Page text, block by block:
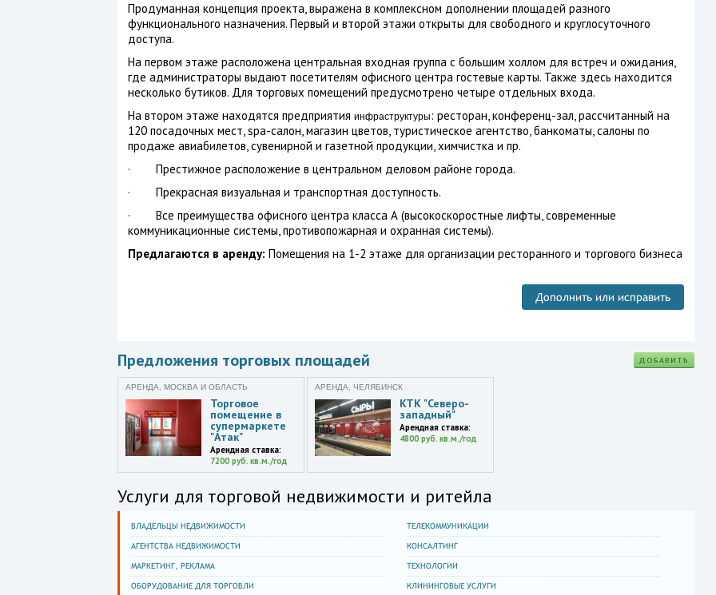
Продуманная концепция проекта, выражена в комплексном дополнении площадей разного
функционального назначения. Первый и второй этажи открыты для свободного и круглосуточного
доступа.
На первом этаже расположена центральная входная группа с большим холлом для встреч и ожидания,
где администраторы выдают посетителям офисного центра гостевые карты. Также здесь находится
несколько бутиков. Для торговых помещений предусмотрено четыре отдельных входа.
На втором этаже находятся предприятия инфраструктуры: ресторан, конференц-зал, рассчитанный на
120 посадочных мест, spa-салон, магазин цветов, туристическое агентство, банкоматы, салоны по
продаже авиабилетов, сувенирной и газетной продукции, химчистка и пр.
· Престижное расположение в центральном деловом районе города.
· Прекрасная визуальная и транспортная доступность.
· Все преимущества офисного центра класса А (высокоскоростные лифты, современные
коммуникационные системы, противопожарная и охранная системы).
Предлагаются в аренду: Помещения на 1-2 этаже для организации ресторанного и торгового бизнеса
Дополнить или исправить
ДОБАВИТЬ
Предложения торговых площадей
АРЕНДА, МОСКВА И ОБЛАСТЬ
Торговое
помещение в
супермаркете
"Атак"
Арендная ставка:
7200 руб. кв.м./год
АРЕНДА, ЧЕЛЯБИНСК
КТК "Северо-
западный"
Арендная ставка:
4800 руб. кв.м./год
Услуги для торговой недвижимости и ритейла
ВЛАДЕЛЬЦЫ НЕДВИЖИМОСТИ ТЕЛЕКОММУНИКАЦИИ
АГЕНТСТВА НЕДВИЖИМОСТИ КОНСАЛТИНГ
МАРКЕТИНГ, РЕКЛАМА ТЕХНОЛОГИИ
ОБОРУДОВАНИЕ ДЛЯ ТОРГОВЛИ КЛИНИНГОВЫЕ УСЛУГИ